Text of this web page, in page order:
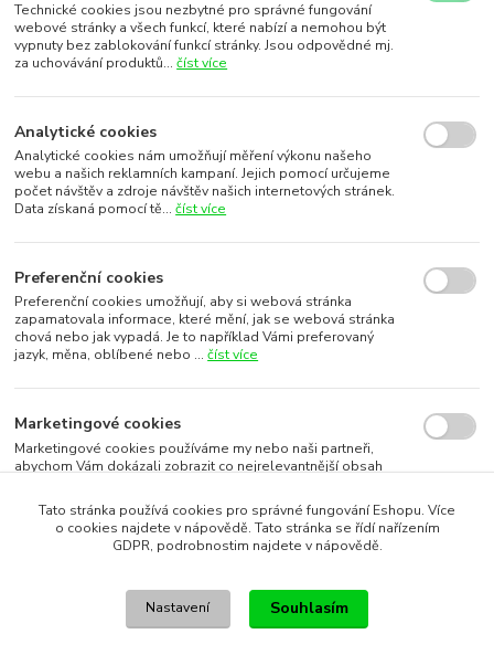
Technické cookies jsou nezbytné pro správné fungování
webové stránky a všech funkcí, které nabízí a nemohou být
vypnuty bez zablokování funkcí stránky. Jsou odpovědné mj.
za uchovávání produktů...číst více
Analytické cookies
Analytické cookies nám umožňují měření výkonu našeho
webu a našich reklamních kampaní. Jejich pomocí určujeme
počet návštěv a zdroje návštěv našich internetových stránek.
Data získaná pomocí tě...číst více
Preferenční cookies
Preferenční cookies umožňují, aby si webová stránka
zapamatovala informace, které mění, jak se webová stránka
chová nebo jak vypadá. Je to například Vámi preferovaný
jazyk, měna, oblíbené nebo ...číst více
Marketingové cookies
Marketingové cookies používáme my nebo naši partneři,
abychom Vám dokázali zobrazit co nejrelevantnější obsah
subjektů. To je možn... číst více
Souhlasím s využitím vybraných souborů cookies
Tato stránka používá cookies pro správné fungování Eshopu. Více
o cookies najdete v nápovědě. Tato stránka se řídí nařízením
GDPR, podrobnostim najdete v nápovědě.
Nastavení Souhlasím